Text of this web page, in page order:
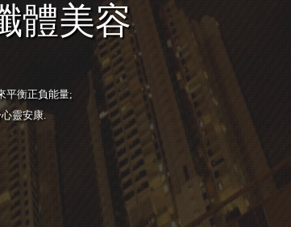
體美容
平衡正負能量;
靈安康.